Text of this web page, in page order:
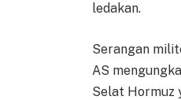
ledakan.
Serangan
AS
Selat Hormuz